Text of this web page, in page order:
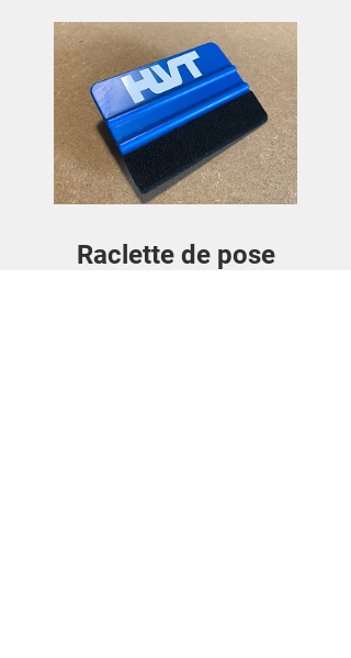
Raclette de pose